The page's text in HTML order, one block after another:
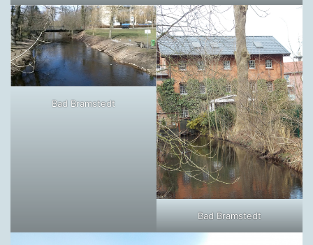
Bad Bramstedt
Bad Bramstedt